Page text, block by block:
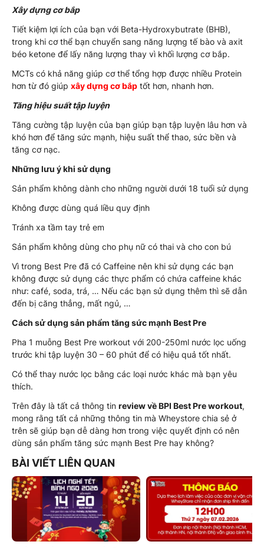
Xây dựng cơ bắp
Tiết kiệm lợi ích của bạn với Beta-Hydroxybutrate (BHB),
trong khi cơ thể bạn chuyển sang năng lượng tế bào và axit
béo ketone để lấy năng lượng thay vì khối lượng cơ bắp.
MCTs có khả năng giúp cơ thể tổng hợp được nhiều Protein
hơn từ đó giúp xây dựng cơ bắp tốt hơn, nhanh hơn.
Tăng hiệu suất tập luyện
Tăng cường tập luyện của bạn giúp bạn tập luyện lâu hơn và
khó hơn để tăng sức mạnh, hiệu suất thể thao, sức bền và
tăng cơ nạc.
Những lưu ý khi sử dụng
Sản phẩm không dành cho những người dưới 18 tuổi sử dụng
Không được dùng quá liều quy định
Tránh xa tầm tay trẻ em
Sản phẩm không dùng cho phụ nữ có thai và cho con bú
Vì trong Best Pre đã có Caffeine nên khi sử dụng các bạn
không được sử dụng các thực phẩm có chứa caffeine khác
như: café, soda, trá, … Nếu các bạn sử dụng thêm thì sẽ dẫn
đến bị căng thẳng, mất ngủ, …
Cách sử dụng sản phẩm tăng sức mạnh Best Pre
Pha 1 muỗng Best Pre workout với 200-250ml nước lọc uống
trước khi tập luyện 30 – 60 phút để có hiệu quả tốt nhất.
Có thể thay nước lọc bằng các loại nước khác mà bạn yêu
thích.
Trên đây là tất cả thông tin review về BPI Best Pre workout,
mong rằng tất cả những thông tin mà Wheystore chia sẻ ở
trên sẽ giúp bạn dễ dàng hơn trong việc quyết định có nên
dùng sản phẩm tăng sức mạnh Best Pre hay không?
BÀI VIẾT LIÊN QUAN